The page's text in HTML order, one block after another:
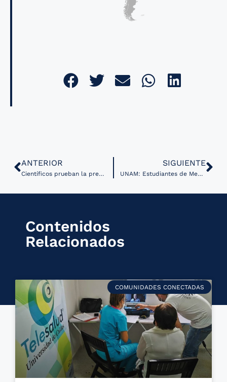
ANTERIOR
Científicos prueban la precisión de ChatGPT ante preguntas y mitos sobre el cáncer￼
SIGUIENTE
UNAM: Estudiantes de Medicina recibieron preparación práctica sobre telemedicina￼
Contenidos
Relacionados
COMUNIDADES CONECTADAS